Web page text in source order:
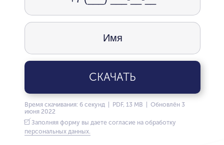
СКАЧАТЬ
Время скачивания: 6 секунд | PDF, 13 MB | Обновлён 3
июня 2022
Заполняя форму вы даете согласие на обработку
персональных данных.